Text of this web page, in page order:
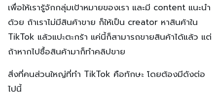
เพื่อให้เรารู้จักกลุ่มเป้าหมายของเรา และมี content แนะนำ
ด้วย ถ้าเราไม่มีสินค้าขาย ก็ให้เป็น creator หาสินค้าใน
TikTok แล้วแปะตะกร้า แค่นี้ก็สามารถขายสินค้าได้แล้ว แต่
ถ้าหากไปซื้อสินค้ามาก็ทำคลิปขาย
สิ่งที่คนส่วนใหญ่ที่ทำ TikTok คือทักษะ โดยต้องมีดังต่อ
ไปนี้